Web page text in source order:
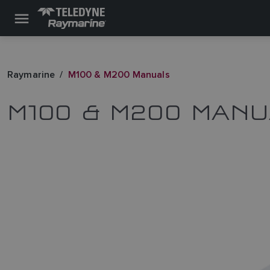
Raymarine M100 & M200 Manuals
M100 & M200